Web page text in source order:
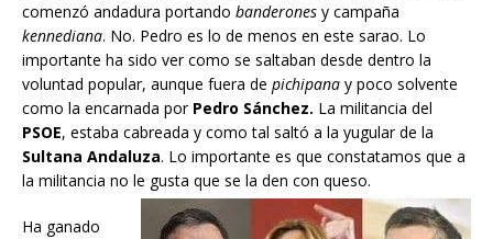
comenzó andadura portando banderones y campaña
kennediana. No. Pedro es lo de menos en este sarao. Lo
importante ha sido ver como se saltaban desde dentro la
voluntad popular, aunque fuera de pichipana y poco solvente
como la encarnada por Pedro Sánchez. La militancia del
PSOE, estaba cabreada y como tal saltó a la yugular de la
Sultana Andaluza. Lo importante es que constatamos que a
la militancia no le gusta que se la den con queso.
Ha ganado